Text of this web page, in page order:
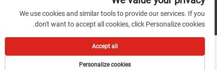
We use cookies and similar tools to provide our services. If you
don't want to accept all cookies, click Personalize cookies.
Personalize cookies
Accept all